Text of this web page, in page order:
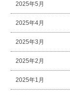
2025年5月
2025年4月
2025年3月
2025年2月
2025年1月